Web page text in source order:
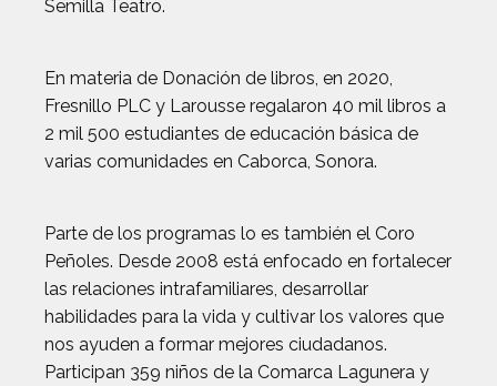
Semilla Teatro.
En materia de Donación de libros, en 2020,
Fresnillo PLC y Larousse regalaron 40 mil libros a
2 mil 500 estudiantes de educación básica de
varias comunidades en Caborca, Sonora.
Parte de los programas lo es también el Coro
Peñoles. Desde 2008 está enfocado en fortalecer
las relaciones intrafamiliares, desarrollar
habilidades para la vida y cultivar los valores que
nos ayuden a formar mejores ciudadanos.
Participan 359 niños de la Comarca Lagunera y